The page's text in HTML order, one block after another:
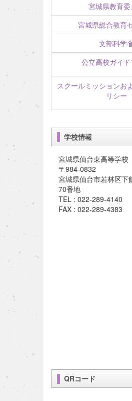
宮城県教育委
宮城県総合教育
文部科学
公立高校ガイド
スクールミッションお
リシー
学校情報
宮城県仙台東高等学校
〒984-0832
宮城県仙台市若林区下
70番地
TEL : 022-289-4140
FAX : 022-289-4383
QRコード